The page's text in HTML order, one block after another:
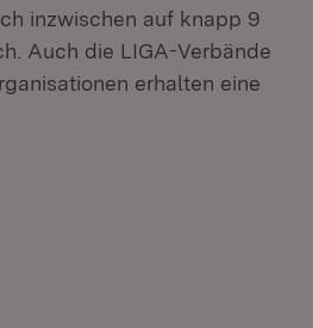
inzwischen auf knapp 9
Auch die LIGA-Verbände
erhalten eine